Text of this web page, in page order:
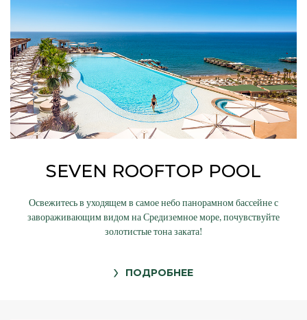
SEVEN ROOFTOP POOL
Освежитесь в уходящем в самое небо панорамном бассейне с
завораживающим видом на Средиземное море, почувствуйте
золотистые тона заката!
ПОДРОБНЕЕ